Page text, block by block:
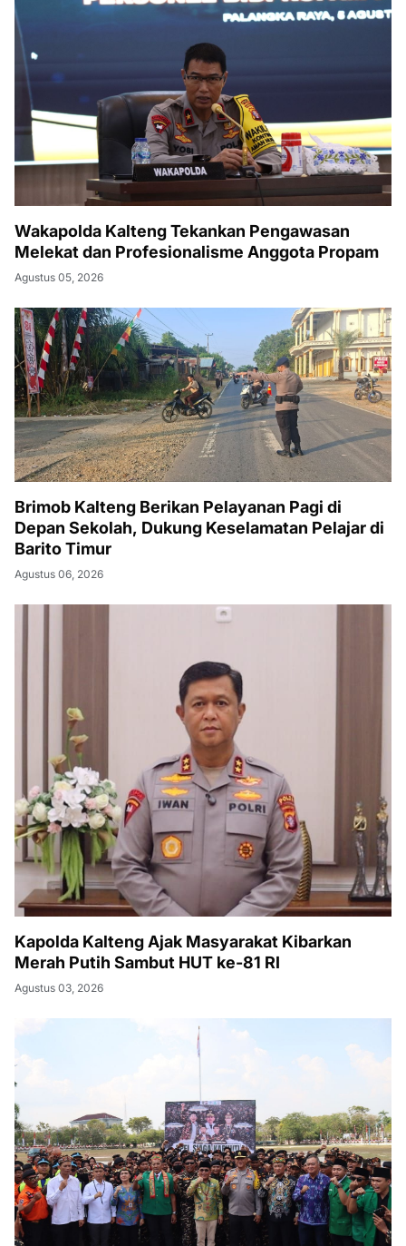
Wakapolda Kalteng Tekankan Pengawasan
Melekat dan Profesionalisme Anggota Propam
Agustus 05, 2026
Brimob Kalteng Berikan Pelayanan Pagi di
Depan Sekolah, Dukung Keselamatan Pelajar di
Barito Timur
Agustus 06, 2026
Kapolda Kalteng Ajak Masyarakat Kibarkan
Merah Putih Sambut HUT ke-81 RI
Agustus 03, 2026